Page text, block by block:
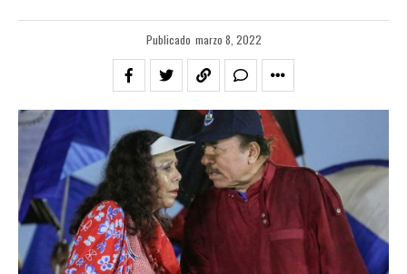
Publicado marzo 8, 2022